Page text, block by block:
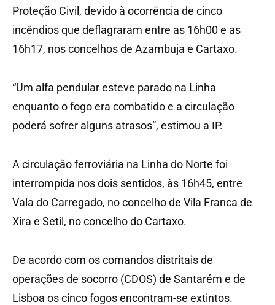
Proteção Civil, devido à ocorrência de cinco
incêndios que deflagraram entre as 16h00 e as
16h17, nos concelhos de Azambuja e Cartaxo.
“Um alfa pendular esteve parado na Linha
enquanto o fogo era combatido e a circulação
poderá sofrer alguns atrasos”, estimou a IP.
A circulação ferroviária na Linha do Norte foi
interrompida nos dois sentidos, às 16h45, entre
Vala do Carregado, no concelho de Vila Franca de
Xira e Setil, no concelho do Cartaxo.
De acordo com os comandos distritais de
operações de socorro (CDOS) de Santarém e de
Lisboa os cinco fogos encontram-se extintos.